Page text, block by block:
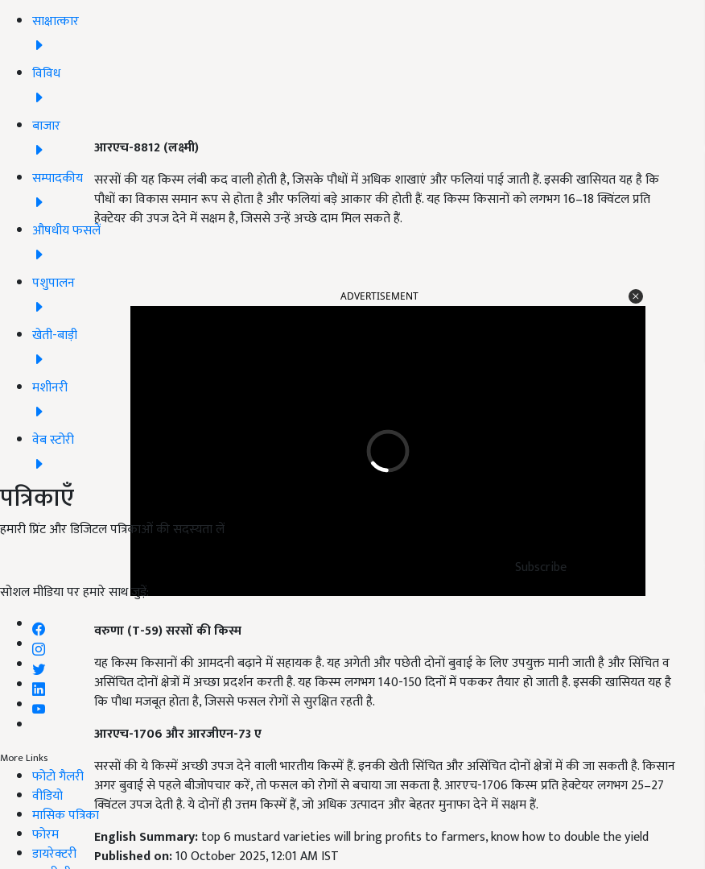
साक्षात्कार
विविध
बाजार
सम्पादकीय
औषधीय फसलें
पशुपालन
खेती-बाड़ी
मशीनरी
वेब स्टोरी
पत्रिकाएँ
हमारी प्रिंट और डिजिटल पत्रिकाओं की सदस्यता लें
Subscribe
सोशल मीडिया पर हमारे साथ जुड़ें:
More Links
फोटो गैलरी
वीडियो
मासिक पत्रिका
फोरम
डायरेक्टरी
आरएच-8812 (लक्ष्मी)
सरसों की यह किस्म लंबी कद वाली होती है, जिसके पौधों में अधिक शाखाएं और फलियां पाई जाती हैं. इसकी खासियत यह है कि
पौधों का विकास समान रूप से होता है और फलियां बड़े आकार की होती हैं. यह किस्म किसानों को लगभग 16–18 क्विंटल प्रति
हेक्टेयर की उपज देने में सक्षम है, जिससे उन्हें अच्छे दाम मिल सकते हैं.
यह किस्म किसानों की आमदनी बढ़ाने में सहायक है. यह अगेती और पछेती दोनों बुवाई के लिए उपयुक्त मानी जाती है और सिंचित व
असिंचित दोनों क्षेत्रों में अच्छा प्रदर्शन करती है. यह किस्म लगभग 140-150 दिनों में पककर तैयार हो जाती है. इसकी खासियत यह है
कि पौधा मजबूत होता है, जिससे फसल रोगों से सुरक्षित रहती है.
आरएच-1706 और आरजीएन-73 ए
अगर बुवाई से पहले बीजोपचार करें, तो फसल को रोगों से बचाया जा सकता है. आरएच-1706 किस्म प्रति हेक्टेयर लगभग 25–27
क्विंटल उपज देती है. ये दोनों ही उत्तम किस्में हैं, जो अधिक उत्पादन और बेहतर मुनाफा देने में सक्षम हैं.
English Summary:
top 6 mustard varieties will bring profits to farmers, know how to double the yield
Published on:10 October 2025, 12:01 AM IST